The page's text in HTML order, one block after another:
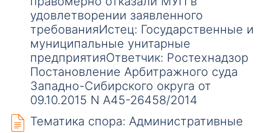
удовлетворении заявленного
требованияИстец: Государственные и
муниципальные унитарные
предприятияОтветчик: Ростехнадзор
Постановление Арбитражного суда
Западно-Сибирского округа от
09.10.2015 N А45-26458/2014
Тематика спора: Административные